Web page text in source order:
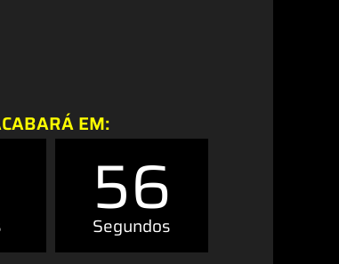
EM:
55
Segundos